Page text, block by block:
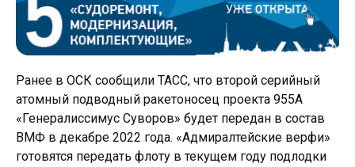
Ранее в ОСК сообщили ТАСС, что второй серийный
атомный подводный ракетоносец проекта 955А
«Генералиссимус Суворов» будет передан в состав
ВМФ в декабре 2022 года. «Адмиралтейские верфи»
готовятся передать флоту в текущем году подлодки